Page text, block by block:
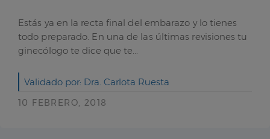
Estás ya en la recta final del embarazo y lo tienes
todo preparado. En una de las últimas revisiones tu
ginecólogo te dice que te...
Validado por: Dra. Carlota Ruesta
10 FEBRERO, 2018